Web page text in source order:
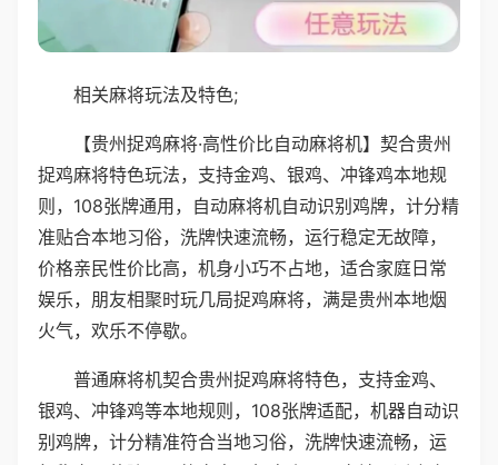
相关麻将玩法及特色;
【贵州捉鸡麻将·高性价比自动麻将机】契合贵州
捉鸡麻将特色玩法，支持金鸡、银鸡、冲锋鸡本地规
则，108张牌通用，自动麻将机自动识别鸡牌，计分精
准贴合本地习俗，洗牌快速流畅，运行稳定无故障，
价格亲民性价比高，机身小巧不占地，适合家庭日常
娱乐，朋友相聚时玩几局捉鸡麻将，满是贵州本地烟
火气，欢乐不停歇。
普通麻将机契合贵州捉鸡麻将特色，支持金鸡、
银鸡、冲锋鸡等本地规则，108张牌适配，机器自动识
别鸡牌，计分精准符合当地习俗，洗牌快速流畅，运